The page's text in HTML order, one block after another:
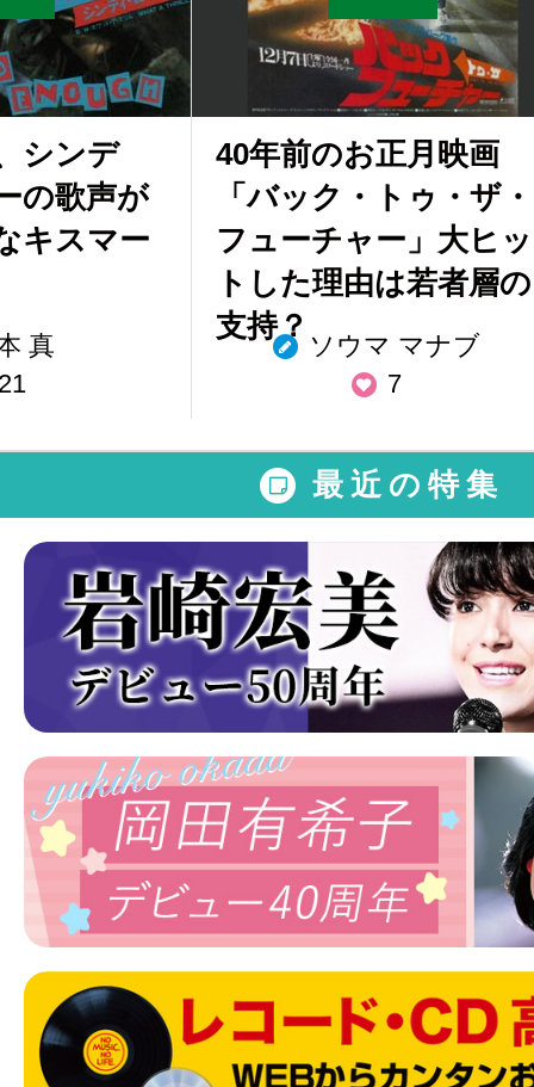
シンデ
の歌声が
キスマー
真
40年前のお正月映画
「バック・トゥ・ザ・
フューチャー」大ヒッ
トした理由は若者層の
支持？
ソウマ マナブ
7
最近の特集